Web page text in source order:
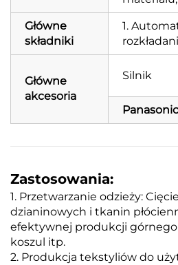
Główne
składniki
1.
Główne
akcesoria
Silnik
Panasonic
Zastosowania:
1. Przetwarzanie odzieży:
dzianinowych i tkanin
efektywnej produkcji górnego
koszul itp.
2. Produkcja tekstyliów do